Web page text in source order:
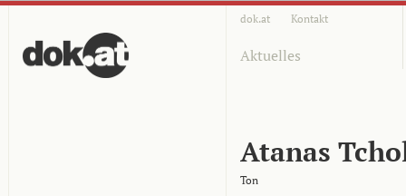
dok.at Kontakt
Aktuelles
Atanas
Ton